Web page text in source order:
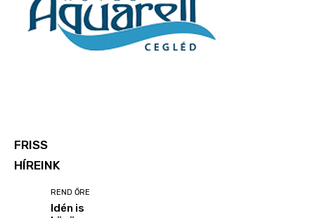
FRISS
HÍREINK
REND ŐRE
Idén is